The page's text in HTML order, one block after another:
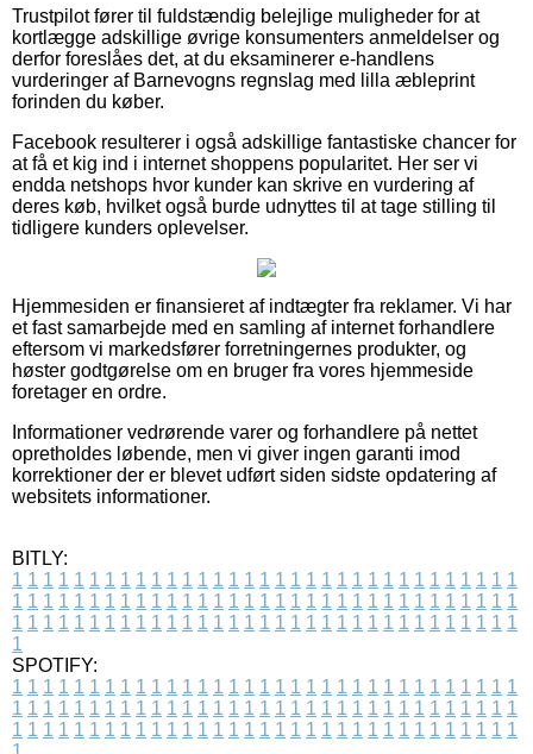
Trustpilot fører til fuldstændig belejlige muligheder for at
kortlægge adskillige øvrige konsumenters anmeldelser og
derfor foreslåes det, at du eksaminerer e-handlens
vurderinger af Barnevogns regnslag med lilla æbleprint
forinden du køber.
Facebook resulterer i også adskillige fantastiske chancer for
at få et kig ind i internet shoppens popularitet. Her ser vi
endda netshops hvor kunder kan skrive en vurdering af
deres køb, hvilket også burde udnyttes til at tage stilling til
tidligere kunders oplevelser.
Hjemmesiden er finansieret af indtægter fra reklamer. Vi har
et fast samarbejde med en samling af internet forhandlere
eftersom vi markedsfører forretningernes produkter, og
høster godtgørelse om en bruger fra vores hjemmeside
foretager en ordre.
Informationer vedrørende varer og forhandlere på nettet
opretholdes løbende, men vi giver ingen garanti imod
korrektioner der er blevet udført siden sidste opdatering af
websitets informationer.
BITLY:
1 1 1 1 1 1 1 1 1 1 1 1 1 1 1 1 1 1 1 1 1 1 1 1 1 1 1 1 1 1 1 1 1
1 1 1 1 1 1 1 1 1 1 1 1 1 1 1 1 1 1 1 1 1 1 1 1 1 1 1 1 1 1 1 1 1
1 1 1 1 1 1 1 1 1 1 1 1 1 1 1 1 1 1 1 1 1 1 1 1 1 1 1 1 1 1 1 1 1
1
SPOTIFY:
1 1 1 1 1 1 1 1 1 1 1 1 1 1 1 1 1 1 1 1 1 1 1 1 1 1 1 1 1 1 1 1 1
1 1 1 1 1 1 1 1 1 1 1 1 1 1 1 1 1 1 1 1 1 1 1 1 1 1 1 1 1 1 1 1 1
1 1 1 1 1 1 1 1 1 1 1 1 1 1 1 1 1 1 1 1 1 1 1 1 1 1 1 1 1 1 1 1 1